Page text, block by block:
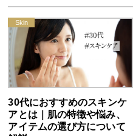
30代におすすめのスキンケ
アとは｜肌の特徴や悩み、
アイテムの選び方について